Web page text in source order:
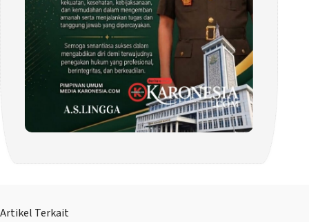
Artikel Terkait